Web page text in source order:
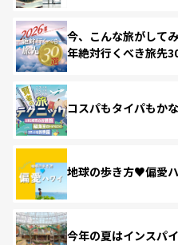
今、こんな旅がして
年絶対行くべき旅先
コスパもタイパもか
地球の歩き方♥偏愛
今年の夏はインスパ